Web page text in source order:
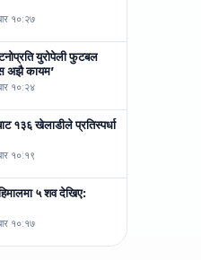
१०:२७
युरोपेली फुटबल
अझै कायम’
१०:२४
१३६ खेलाडीले प्रतिस्पर्धा
१०:१९
५ शव देखिए:
१०:१७